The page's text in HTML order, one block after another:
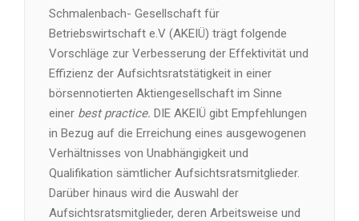
Schmalenbach- Gesellschaft für
Betriebswirtschaft e.V (AKEIÜ) trägt folgende
Vorschläge zur Verbesserung der Effektivität und
Effizienz der Aufsichtsratstätigkeit in einer
börsennotierten Aktiengesellschaft im Sinne
einer best practice. DIE AKEIÜ gibt Empfehlungen
in Bezug auf die Erreichung eines ausgewogenen
Verhältnisses von Unabhängigkeit und
Qualifikation sämtlicher Aufsichtsratsmitglieder.
Darüber hinaus wird die Auswahl der
Aufsichtsratsmitglieder, deren Arbeitsweise und